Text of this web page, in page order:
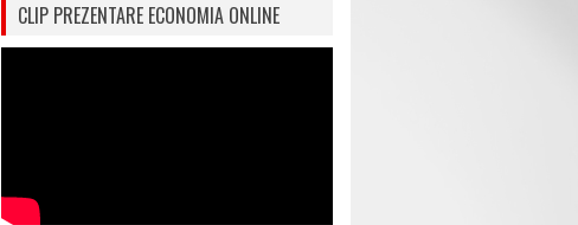
CLIP PREZENTARE ECONOMIA ONLINE